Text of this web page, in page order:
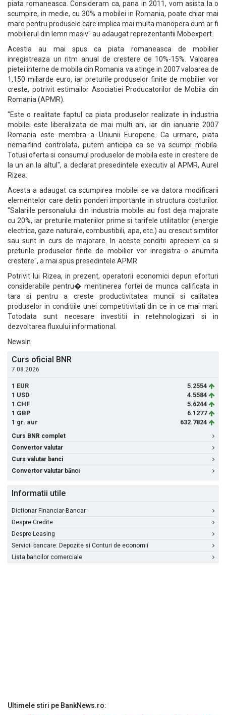
piata romaneasca. Consideram ca, pana in 2011, vom asista la o
scumpire, in medie, cu 30% a mobilei in Romania, poate chiar mai
mare pentru produsele care implica mai multa manopera cum ar fi
mobilierul din lemn masiv" au adaugat reprezentantii Mobexpert.
Acestia au mai spus ca piata romaneasca de mobilier
inregistreaza un ritm anual de crestere de 10%-15%. Valoarea
pietei interne de mobila din Romania va atinge in 2007 valoarea de
1,150 miliarde euro, iar preturile produselor finite de mobilier vor
creste, potrivit estimailor Asociatiei Producatorilor de Mobila din
Romania (APMR).
"Este o realitate faptul ca piata produselor realizate in industria
mobilei este liberalizata de mai multi ani, iar din ianuarie 2007
Romania este membra a Uniunii Europene. Ca urmare, piata
nemaifiind controlata, putem anticipa ca se va scumpi mobila.
Totusi oferta si consumul produselor de mobila este in crestere de
la un an la altul", a declarat presedintele executiv al APMR, Aurel
Rizea.
Acesta a adaugat ca scumpirea mobilei se va datora modificarii
elementelor care detin ponderi importante in structura costurilor.
"Salariile personalului din industria mobilei au fost deja majorate
cu 20%, iar preturile materiilor prime si tarifele utilitatilor (energie
electrica, gaze naturale, combustibili, apa, etc.) au crescut simtitor
sau sunt in curs de majorare. In aceste conditii apreciem ca si
preturile produselor finite de mobilier vor inregistra o anumita
crestere", a mai spus presedintele APMR
Potrivit lui Rizea, in prezent, operatorii economici depun eforturi
considerabile pentru� mentinerea fortei de munca calificata in
tara si pentru a creste productivitatea muncii si calitatea
produselor in conditiile unei competitivitati din ce in ce mai mari.
Totodata sunt necesare investitii in retehnologizari si in
dezvoltarea fluxului informational.
NewsIn
Curs oficial BNR
7.08.2026
1 EUR
5.2554
1 USD
4.5584
1 CHF
5.6244
1 GBP
6.1277
1 gr. aur
632.7824
Curs BNR complet
Convertor valutar
Curs valutar banci
Convertor valutar bănci
Informatii utile
Dictionar Financiar-Bancar
Despre Credite
Despre Leasing
Servicii bancare: Depozite si Conturi de economii
Lista bancilor comerciale
Ultimele stiri pe BankNews.ro: